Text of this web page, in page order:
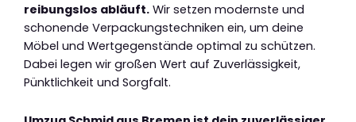
reibungslos abläuft. Wir setzen modernste und
schonende Verpackungstechniken ein, um deine
Möbel und Wertgegenstände optimal zu schützen.
Dabei legen wir großen Wert auf Zuverlässigkeit,
Pünktlichkeit und Sorgfalt.